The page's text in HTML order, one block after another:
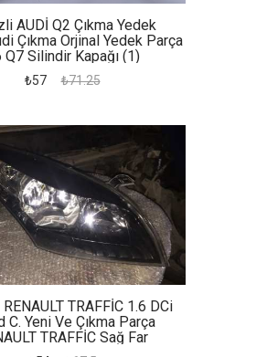
AUDİ Q2 Çıkma Yedek
Çıkma Orjinal Yedek Parça
Q7 Silindir Kapağı (1)
₺57 ₺71.25
TRAFFİC 1.6 DCi
C. Yeni Ve Çıkma Parça
TRAFFİC Sağ Far